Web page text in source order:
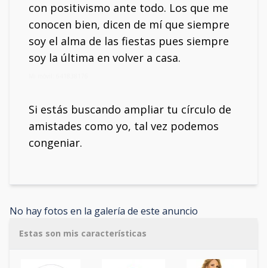
con positivismo ante todo. Los que me
conocen bien, dicen de mí que siempre
soy el alma de las fiestas pues siempre
soy la última en volver a casa.
Si estás buscando ampliar tu círculo de
amistades como yo, tal vez podemos
congeniar.
No hay fotos en la galería de este anuncio
Estas son mis características